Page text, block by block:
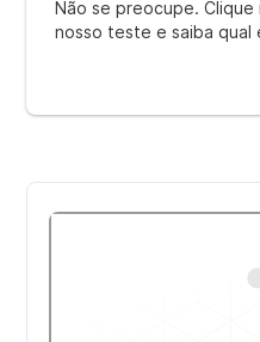
Não se preocupe.
nosso teste e saiba qual